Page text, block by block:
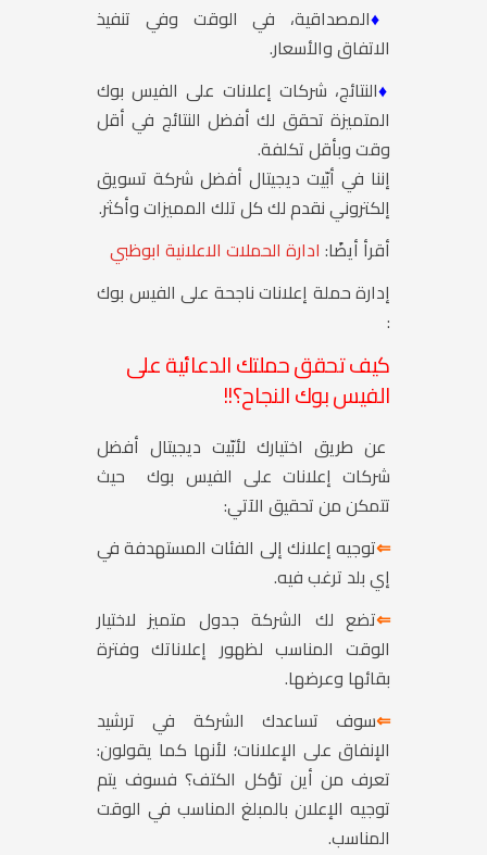
♦المصداقية، في الوقت وفي تنفيذ
الاتفاق والأسعار.
♦النتائج، شركات إعلانات على الفيس بوك
المتميزة تحقق لك أفضل النتائج في أقل
وقت وبأقل تكلفة.
إننا في أبّيت ديجيتال أفضل شركة تسويق
إلكتروني نقدم لك كل تلك المميزات وأكثر.
أقرأ أيضًا: ادارة الحملات الاعلانية ابوظبي
إدارة حملة إعلانات ناجحة على الفيس بوك
:
كيف تحقق حملتك الدعائية على
الفيس بوك النجاح؟!!
عن طريق اختيارك لأبّيت ديجيتال أفضل
شركات إعلانات على الفيس بوك حيث
تتمكن من تحقيق الآتي:
⇐توجيه إعلانك إلى الفئات المستهدفة في
إي بلد ترغب فيه.
⇐تضع لك الشركة جدول متميز لاختيار
الوقت المناسب لظهور إعلاناتك وفترة
بقائها وعرضها.
⇐سوف تساعدك الشركة في ترشيد
الإنفاق على الإعلانات؛ لأنها كما يقولون:
تعرف من أين تؤكل الكتف؟ فسوف يتم
توجيه الإعلان بالمبلغ المناسب في الوقت
المناسب.